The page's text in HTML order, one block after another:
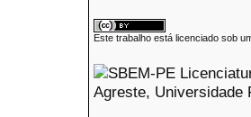
Este trabalho está licenciado sob